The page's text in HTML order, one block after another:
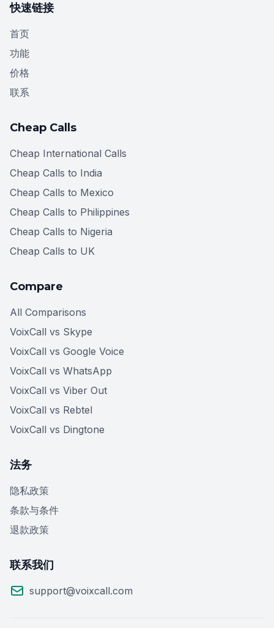
快速链接
首页
功能
价格
联系
Cheap Calls
Cheap International Calls
Cheap Calls to India
Cheap Calls to Mexico
Cheap Calls to Philippines
Cheap Calls to Nigeria
Cheap Calls to UK
Compare
All Comparisons
VoixCall vs Skype
VoixCall vs Google Voice
VoixCall vs WhatsApp
VoixCall vs Viber Out
VoixCall vs Rebtel
VoixCall vs Dingtone
法务
隐私政策
条款与条件
退款政策
联系我们
support@voixcall.com